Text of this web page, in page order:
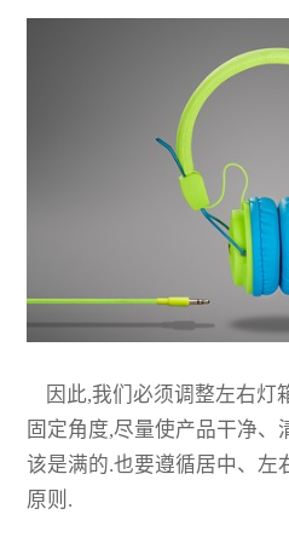
因此,我们必须调整左右灯
固定角度,尽量使产品干净、
该是满的.也要遵循居中、左
原则.